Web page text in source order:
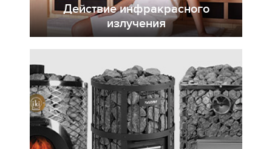
Действие инфракрасного
излучения